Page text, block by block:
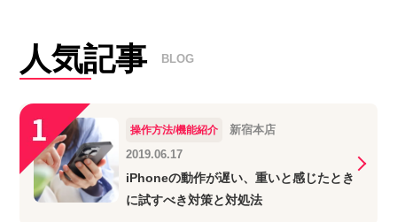
人気記事 BLOG
操作方法/機能紹介
新宿本店
2019.06.17
iPhoneの動作が遅い、重いと感じたとき
に試すべき対策と対処法